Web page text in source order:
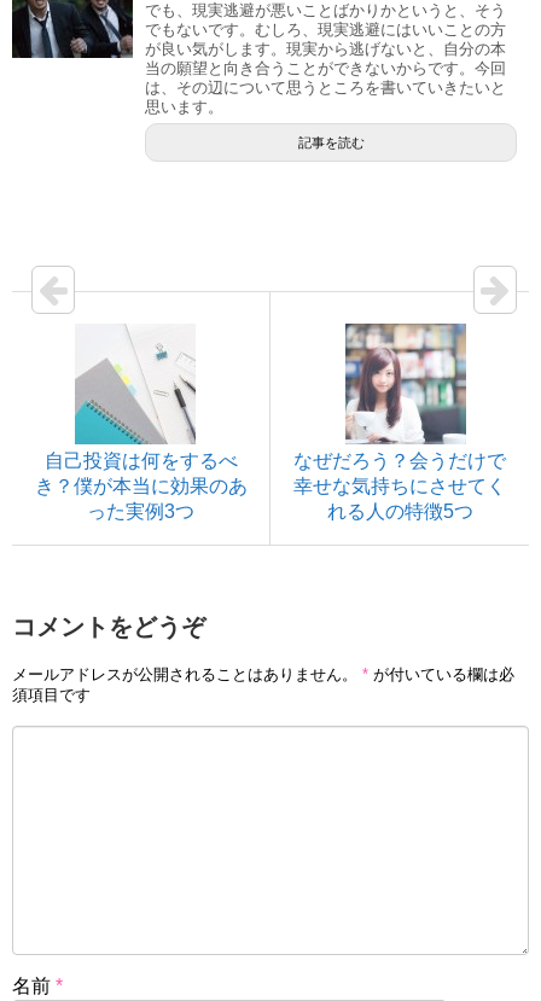
でも、現実逃避が悪いことばかりかというと、そう
でもないです。むしろ、現実逃避にはいいことの方
が良い気がします。現実から逃げないと、自分の本
当の願望と向き合うことができないからです。今回
は、その辺について思うところを書いていきたいと
思います。
記事を読む
自己投資は何をするべ
き？僕が本当に効果のあ
った実例3つ
なぜだろう？会うだけで
幸せな気持ちにさせてく
れる人の特徴5つ
コメントをどうぞ
メールアドレスが公開されることはありません。 * が付いている欄は必
須項目です
名前 *